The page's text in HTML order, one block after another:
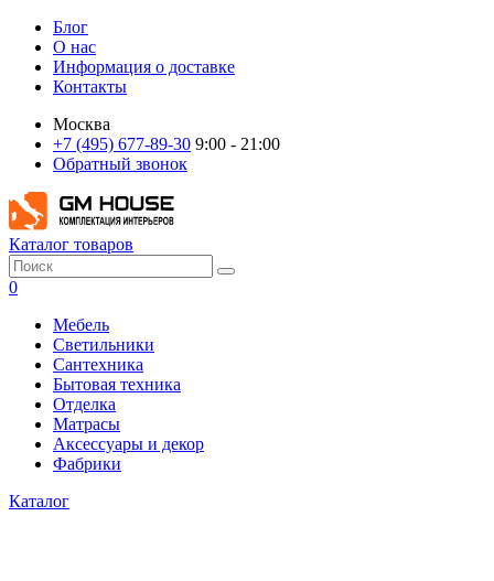
Блог
О нас
Информация о доставке
Контакты
Москва
+7 (495) 677-89-30 9:00 - 21:00
Обратный звонок
Каталог товаров
0
Мебель
Светильники
Сантехника
Бытовая техника
Отделка
Матрасы
Аксессуары и декор
Фабрики
Каталог